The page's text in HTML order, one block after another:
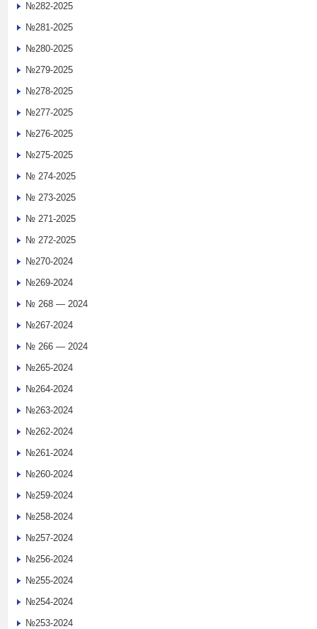
№282-2025
№281-2025
№280-2025
№279-2025
№278-2025
№277-2025
№276-2025
№275-2025
№ 274-2025
№ 273-2025
№ 271-2025
№ 272-2025
№270-2024
№269-2024
№ 268 — 2024
№267-2024
№ 266 — 2024
№265-2024
№264-2024
№263-2024
№262-2024
№261-2024
№260-2024
№259-2024
№258-2024
№257-2024
№256-2024
№255-2024
№254-2024
№253-2024